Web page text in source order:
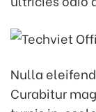
Nulla
Curabitur